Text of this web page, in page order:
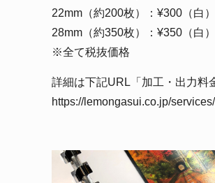
22mm（約200枚）：¥300（白）
28mm（約350枚）：¥350（白）
※全て税抜価格
詳細は下記URL「加工・出力料
https://lemongasui.co.jp/